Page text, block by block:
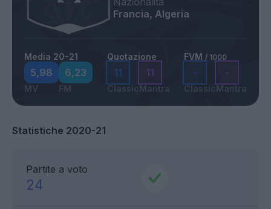
Francia, Algeria
Media 20-21
5,98
MV
6,23
FM
Quotazione
11
Classic
11
Mantra
FVM / 1000
-
Classic
-
Mantra
Statistiche 2020-21
Partite a voto
24